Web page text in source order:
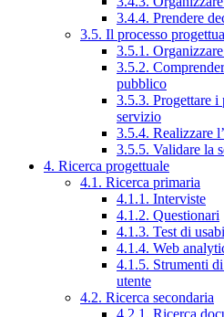
3.4.4. Prendere
3.5. Il processo
3.5.1.
3.5.2.
pubblico
3.5.3. Progettare i
servizio
3.5.4. Realizzare
3.5.5. Validare la
4. Ricerca progettuale
4.1. Ricerca primaria
4.1.1. Interviste
4.1.2. Questionari
4.1.3. Test di
4.1.4. Web
4.1.5. Strumenti di
utente
4.2. Ricerca secondaria
4.2.1. Ricerca